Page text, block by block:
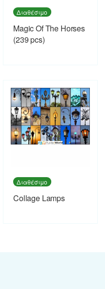
Διαθέσιμο
Magic Of The Horses
(239 pcs)
Διαθέσιμο
Collage Lamps